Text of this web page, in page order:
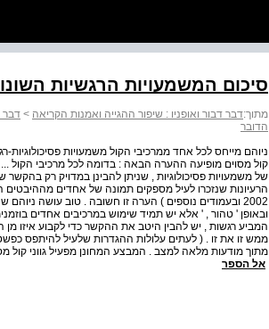
סיכום המשמעויות הרגשיות
מתוך:דבר דבור ואופניו : שיפור ההגייה ואמנות הקריאה > דבר
הדובר
ניוהם מייחס לכל אחד ממרכיבי הקול משמעויות
קול מסוים מופיעה ההערה הבאה : בדומה לכל מרכיבי הקול
של משמעויות פסיכולוגיות , שניתן להבינן במדויק רק
2002 ובעמודים נוספים ) הערה זו חשובה . טוב עושה
ובאופן ' טהור , ' אלא יש תמיד שימוש במרכיבים אחדים
המביע רגשות , יש להבין היטב את ההקשר כדי לקבוע איזו
ממש זו את זו . ( לעתים עלולות ההגדרות שלעיל להיתפס
מתוך מודעות מלאה למצב . המבצע המחונן מפעיל גווני
אל הספר